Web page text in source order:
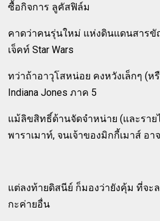
ซื้อกิจการ ลูคัสฟิล์ม
คาดว่าคนรุ่นใหม่ แห่งดินแดนสาร
เจ็คท์ Star Wars
ทว่าถ้าอาวุโสหน่อย คงหวังเล็กๆ (ห
Indiana Jones ภาค 5
แม้ลิขสิทธิ์ด้านจัดจำหน่าย (และราย
พาราเมาท์, จนเจ้าของมิกกี้เมาส์ อา
แต่ลงท้ายดิสนีย์ ก็มองว่ายังคุ้ม ที่จ
กะค่ายอื่น